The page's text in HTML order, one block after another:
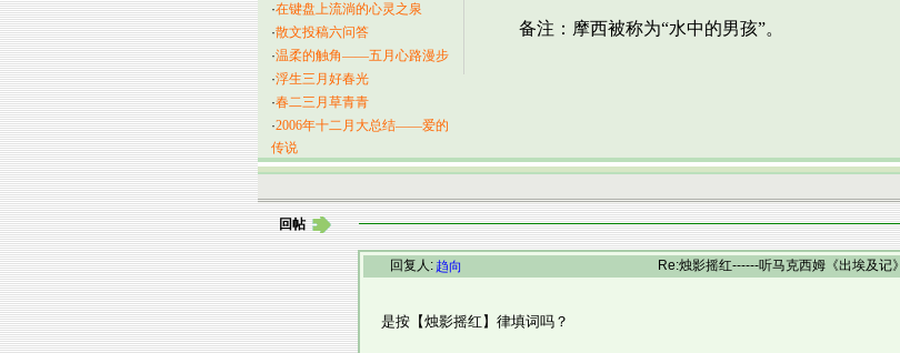
·在键盘上流淌的心灵之泉
·散文投稿六问答
·温柔的触角——五月心路漫步
·浮生三月好春光
·春二三月草青青
·2006年十二月大总结——爱的
传说
备注：摩西被称为“水中的男孩”。
回帖
回复人: 趋向 Re:烛影摇红------听马克西姆《出埃及记》
是按【烛影摇红】律填词吗？